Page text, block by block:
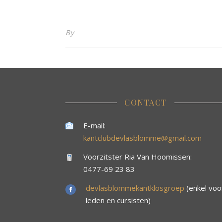
By
CONTACT
E-mail:
kantclubdevlasblomme@gmail.com
Voorzitster Ria Van Hoomissen:
0477-69 23 83
devlasblommekantklosgroep (enkel
leden en cursisten)